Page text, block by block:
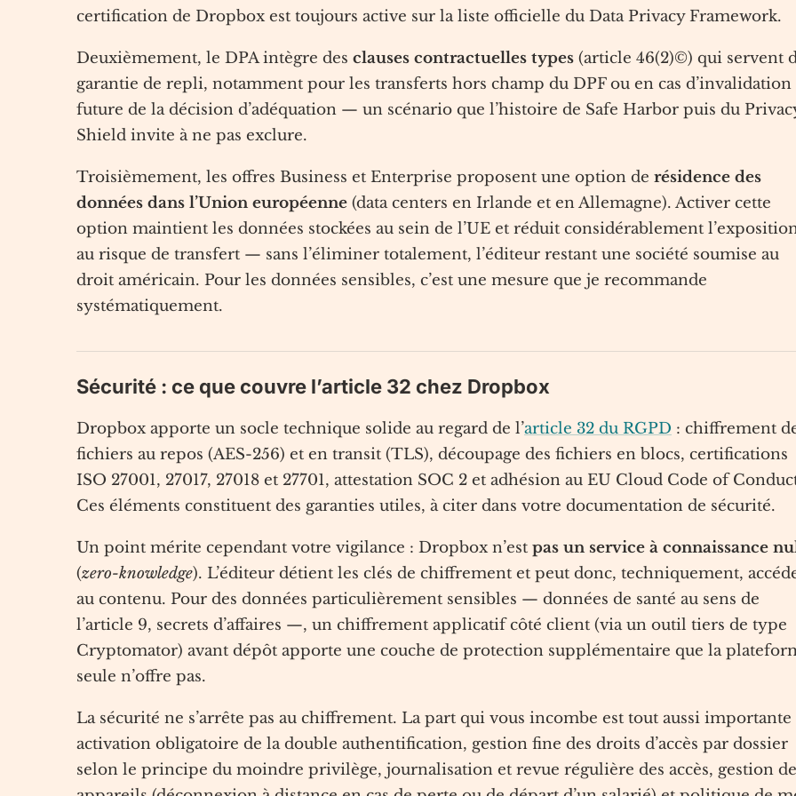
certification de Dropbox est toujours active sur la liste officielle du Data Privacy Framework.
Deuxièmement, le DPA intègre des clauses contractuelles types (article 46(2)©) qui servent
garantie de repli, notamment pour les transferts hors champ du DPF ou en cas d’invalidation
future de la décision d’adéquation — un scénario que l’histoire de Safe Harbor puis du
Shield invite à ne pas exclure.
Troisièmement, les offres Business et Enterprise proposent une option de résidence des
données dans l’Union européenne (data centers en Irlande et en Allemagne). Activer cette
option maintient les données stockées au sein de l’UE et réduit considérablement
au risque de transfert — sans l’éliminer totalement, l’éditeur restant une société soumise au
droit américain. Pour les données sensibles, c’est une mesure que je recommande
systématiquement.
Sécurité : ce que couvre l’article 32 chez Dropbox
Dropbox apporte un socle technique solide au regard de l’article 32 du RGPD : chiffrement
fichiers au repos (AES-256) et en transit (TLS), découpage des fichiers en blocs, certifications
ISO 27001, 27017, 27018 et 27701, attestation SOC 2 et adhésion au EU Cloud Code of
Ces éléments constituent des garanties utiles, à citer dans votre documentation de sécurité.
Un point mérite cependant votre vigilance : Dropbox n’est pas un service à connaissance
(zero-knowledge). L’éditeur détient les clés de chiffrement et peut donc, techniquement,
au contenu. Pour des données particulièrement sensibles — données de santé au sens de
l’article 9, secrets d’affaires —, un chiffrement applicatif côté client (via un outil tiers de type
Cryptomator) avant dépôt apporte une couche de protection supplémentaire que la
seule n’offre pas.
La sécurité ne s’arrête pas au chiffrement. La part qui vous incombe est tout aussi importante
activation obligatoire de la double authentification, gestion fine des droits d’accès par dossier
selon le principe du moindre privilège, journalisation et revue régulière des accès, gestion